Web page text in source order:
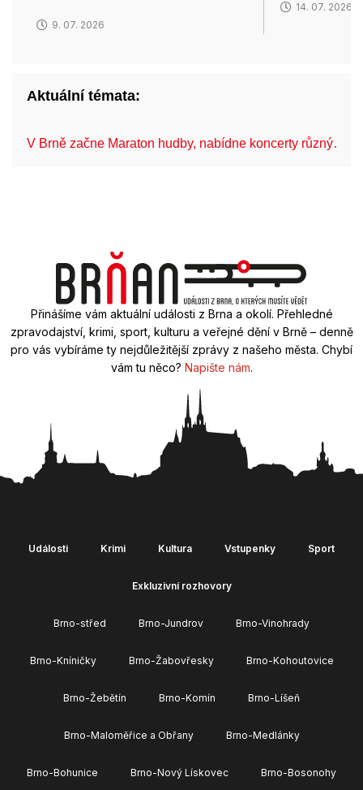
9. 07. 2026
14. 07. 2026
Aktuální témata:
V Brně začne Maraton hudby, nabídne koncerty různý…
Přinášíme vám aktuální události z Brna a okolí. Přehledné
zpravodajství, krimi, sport, kulturu a veřejné dění v Brně – denně
pro vás vybíráme ty nejdůležitější zprávy z našeho města. Chybí
vám tu něco? Napište nám.
Události Krimi Kultura Vstupenky Sport
Exkluzivní rozhovory
Brno-střed Brno-Jundrov Brno-Vinohrady
Brno-Kníničky Brno-Žabovřesky Brno-Kohoutovice
Brno-Žebětín Brno-Komín Brno-Líšeň
Brno-Maloměřice a Obřany Brno-Medlánky
Brno-Bohunice Brno-Nový Lískovec Brno-Bosonohy